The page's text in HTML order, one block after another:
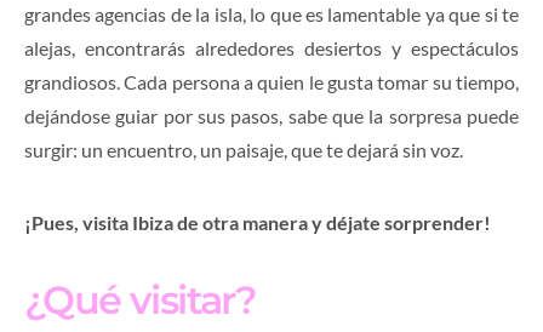
grandes agencias de la isla, lo que es lamentable ya que si te
alejas, encontrarás alrededores desiertos y espectáculos
grandiosos. Cada persona a quien le gusta tomar su tiempo,
dejándose guiar por sus pasos, sabe que la sorpresa puede
surgir: un encuentro, un paisaje, que te dejará sin voz.
¡Pues, visita Ibiza de otra manera y déjate sorprender!
¿Qué visitar?